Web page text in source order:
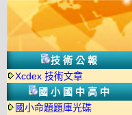
技術公報
Xcdex 技術文章
國小國中高中
國小命題題庫光碟